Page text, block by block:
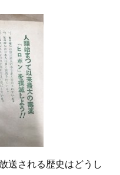
送される歴史はどうし